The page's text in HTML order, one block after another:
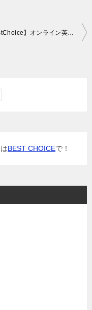
BEST CHOICEで！